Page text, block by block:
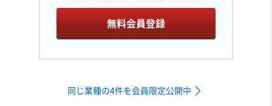
無料会員登録
同じ業種の4件を会員限定公開中